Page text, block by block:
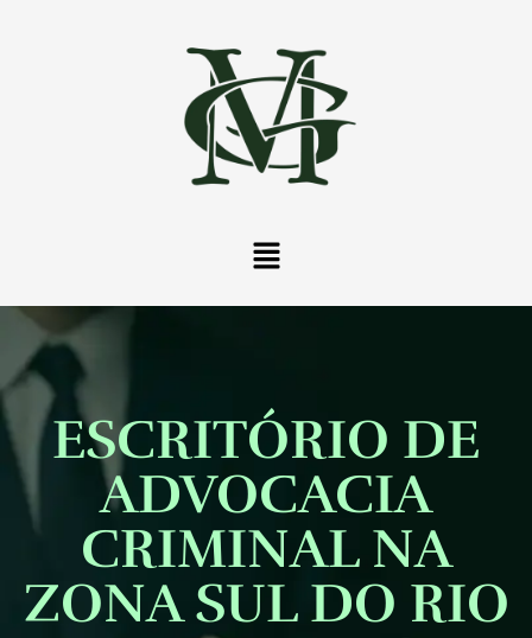
ESCRITÓRIO DE
ADVOCACIA
CRIMINAL NA
ZONA SUL DO RIO